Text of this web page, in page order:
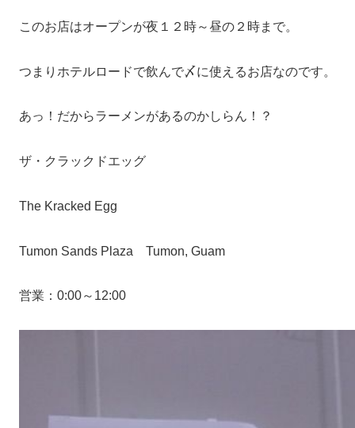
このお店はオープンが夜１２時～昼の２時まで。
つまりホテルロードで飲んで〆に使えるお店なのです。
あっ！だからラーメンがあるのかしらん！？
ザ・クラックドエッグ
The Kracked Egg
Tumon Sands Plaza Tumon, Guam
営業：0:00～12:00